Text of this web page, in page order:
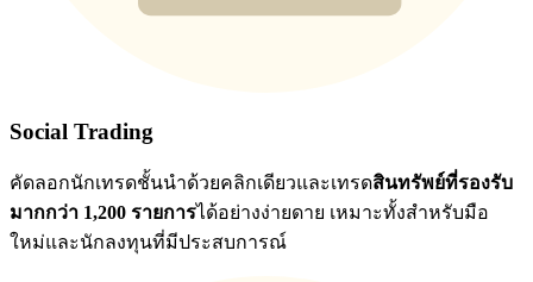
Social Trading
คัดลอกนักเทรดชั้นนำด้วยคลิกเดียวและเทรดสินทรัพย์ที่รองรับ
มากกว่า 1,200 รายการได้อย่างง่ายดาย เหมาะทั้งสำหรับมือ
ใหม่และนักลงทุนที่มีประสบการณ์